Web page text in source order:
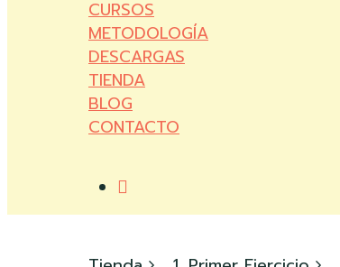
CURSOS
METODOLOGÍA
DESCARGAS
TIENDA
BLOG
CONTACTO